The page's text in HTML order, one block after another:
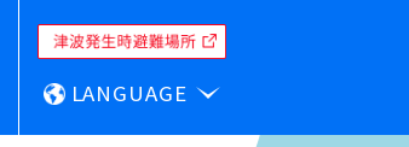
LANGUAGE